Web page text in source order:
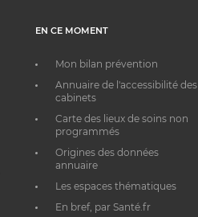
EN CE MOMENT
Mon bilan prévention
Annuaire de l'accessibilité des
cabinets
Carte des lieux de soins non
programmés
Origines des données
annuaire
Les espaces thématiques
En bref, par Santé.fr